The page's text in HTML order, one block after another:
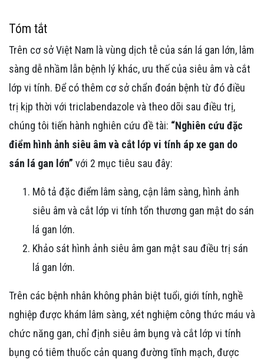
Tóm tắt
Trên cơ sở Việt Nam là vùng dịch tễ của sán lá gan lớn, lâm
sàng dễ nhầm lẫn bệnh lý khác, ưu thế của siêu âm và cắt
lớp vi tính. Để có thêm cơ sở chẩn đoán bệnh từ đó điều
trị kịp thời với triclabendazole và theo dõi sau điều trị,
chúng tôi tiến hành nghiên cứu đề tài: “Nghiên cứu đặc
điểm hình ảnh siêu âm và cắt lớp vi tính áp xe gan do
sán lá gan lớn” với 2 mục tiêu sau đây:
Mô tả đặc điểm lâm sàng, cận lâm sàng, hình ảnh
siêu âm và cắt lớp vi tính tổn thương gan mật do sán
lá gan lớn.
Khảo sát hình ảnh siêu âm gan mật sau điều trị sán
lá gan lớn.
Trên các bệnh nhân không phân biệt tuổi, giới tính, nghề
nghiệp được khám lâm sàng, xét nghiệm công thức máu và
chức năng gan, chỉ định siêu âm bụng và cắt lớp vi tính
bụng có tiêm thuốc cản quang đường tĩnh mạch, được